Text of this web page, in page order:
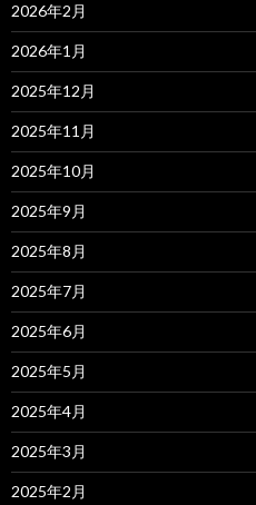
2026年2月
2026年1月
2025年12月
2025年11月
2025年10月
2025年9月
2025年8月
2025年7月
2025年6月
2025年5月
2025年4月
2025年3月
2025年2月